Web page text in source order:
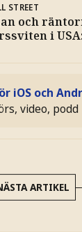
STREET
och
i
iOS och
video, podd
ARTIKEL